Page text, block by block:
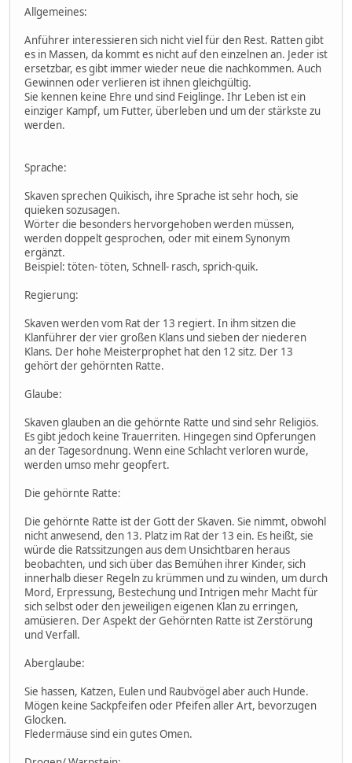
Allgemeines:
Anführer interessieren sich nicht viel für den Rest. Ratten gibt
es in Massen, da kommt es nicht auf den einzelnen an. Jeder ist
ersetzbar, es gibt immer wieder neue die nachkommen. Auch
Gewinnen oder verlieren ist ihnen gleichgültig.
Sie kennen keine Ehre und sind Feiglinge. Ihr Leben ist ein
einziger Kampf, um Futter, überleben und um der stärkste zu
werden.
Sprache:
Skaven sprechen Quikisch, ihre Sprache ist sehr hoch, sie
quieken sozusagen.
Wörter die besonders hervorgehoben werden müssen,
werden doppelt gesprochen, oder mit einem Synonym
ergänzt.
Beispiel: töten- töten, Schnell- rasch, sprich-quik.
Regierung:
Skaven werden vom Rat der 13 regiert. In ihm sitzen die
Klanführer der vier großen Klans und sieben der niederen
Klans. Der hohe Meisterprophet hat den 12 sitz. Der 13
gehört der gehörnten Ratte.
Glaube:
Skaven glauben an die gehörnte Ratte und sind sehr Religiös.
Es gibt jedoch keine Trauerriten. Hingegen sind Opferungen
an der Tagesordnung. Wenn eine Schlacht verloren wurde,
werden umso mehr geopfert.
Die gehörnte Ratte:
Die gehörnte Ratte ist der Gott der Skaven. Sie nimmt, obwohl
nicht anwesend, den 13. Platz im Rat der 13 ein. Es heißt, sie
würde die Ratssitzungen aus dem Unsichtbaren heraus
beobachten, und sich über das Bemühen ihrer Kinder, sich
innerhalb dieser Regeln zu krümmen und zu winden, um durch
Mord, Erpressung, Bestechung und Intrigen mehr Macht für
sich selbst oder den jeweiligen eigenen Klan zu erringen,
amüsieren. Der Aspekt der Gehörnten Ratte ist Zerstörung
und Verfall.
Aberglaube:
Sie hassen, Katzen, Eulen und Raubvögel aber auch Hunde.
Mögen keine Sackpfeifen oder Pfeifen aller Art, bevorzugen
Glocken.
Fledermäuse sind ein gutes Omen.